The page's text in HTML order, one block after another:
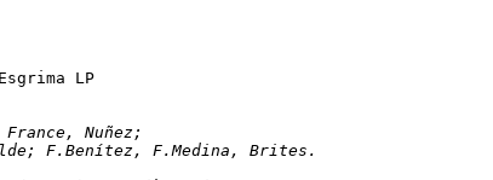
Gimnasia y Esgrima LP
De France, Nuñez;
F.Benítez, F.Medina, Brites.